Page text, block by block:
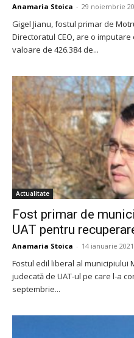
Anamaria Stoica - 29 noiembrie
Gigel Jianu, fostul primar de
Directoratul CEO, are o
valoare de 426.384 de...
Actualitate
Fost primar de
UAT pentru
Anamaria Stoica - 14 ianuarie 2021
Fostul edil liberal al municipiului
judecată de UAT-ul pe care l-a
septembrie...